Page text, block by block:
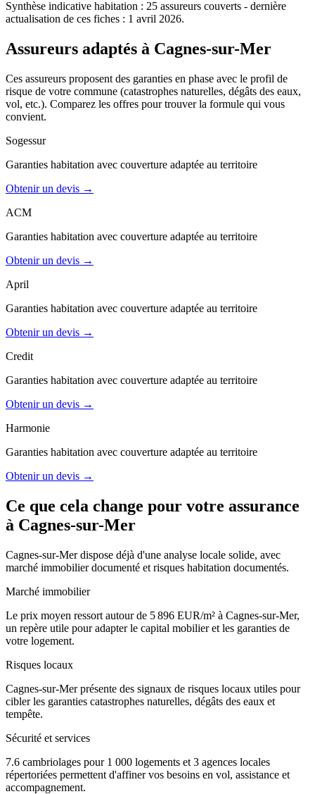
Synthèse indicative habitation : 25 assureurs couverts - dernière
actualisation de ces fiches : 1 avril 2026.
Assureurs adaptés à Cagnes-sur-Mer
Ces assureurs proposent des garanties en phase avec le profil de
risque de votre commune (catastrophes naturelles, dégâts des eaux,
vol, etc.). Comparez les offres pour trouver la formule qui vous
convient.
Sogessur
Garanties habitation avec couverture adaptée au territoire
Obtenir un devis →
ACM
Garanties habitation avec couverture adaptée au territoire
Obtenir un devis →
April
Garanties habitation avec couverture adaptée au territoire
Obtenir un devis →
Credit
Garanties habitation avec couverture adaptée au territoire
Obtenir un devis →
Harmonie
Garanties habitation avec couverture adaptée au territoire
Obtenir un devis →
Ce que cela change pour votre assurance
à Cagnes-sur-Mer
Cagnes-sur-Mer dispose déjà d'une analyse locale solide, avec
marché immobilier documenté et risques habitation documentés.
Marché immobilier
Le prix moyen ressort autour de 5 896 EUR/m² à Cagnes-sur-Mer,
un repère utile pour adapter le capital mobilier et les garanties de
votre logement.
Risques locaux
Cagnes-sur-Mer présente des signaux de risques locaux utiles pour
cibler les garanties catastrophes naturelles, dégâts des eaux et
tempête.
Sécurité et services
7.6 cambriolages pour 1 000 logements et 3 agences locales
répertoriées permettent d'affiner vos besoins en vol, assistance et
accompagnement.